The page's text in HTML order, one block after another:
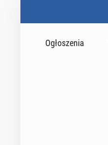
Ogłoszenia